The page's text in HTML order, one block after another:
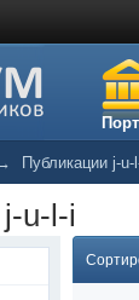
Публикации j-u-
u-l-i